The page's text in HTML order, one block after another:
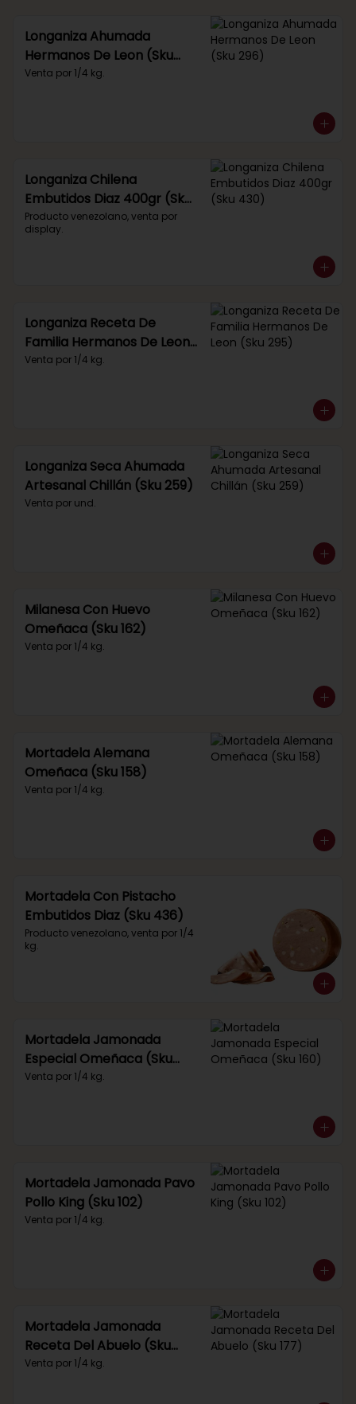
Longaniza Ahumada
Hermanos De Leon (Sku
296)
Venta por 1/4 kg.
Longaniza Chilena
Embutidos Diaz 400gr (Sku
430)
Producto venezolano, venta por
display.
Longaniza Receta De
Familia Hermanos De Leon
(Sku 295)
Venta por 1/4 kg.
Longaniza Seca Ahumada
Artesanal Chillán (Sku 259)
Venta por und.
Milanesa Con Huevo
Omeñaca (Sku 162)
Venta por 1/4 kg.
Mortadela Alemana
Omeñaca (Sku 158)
Venta por 1/4 kg.
Mortadela Con Pistacho
Embutidos Diaz (Sku 436)
Producto venezolano, venta por 1/4
kg.
Mortadela Jamonada
Especial Omeñaca (Sku
160)
Venta por 1/4 kg.
Mortadela Jamonada Pavo
Pollo King (Sku 102)
Venta por 1/4 kg.
Mortadela Jamonada
Receta Del Abuelo (Sku
177)
Venta por 1/4 kg.